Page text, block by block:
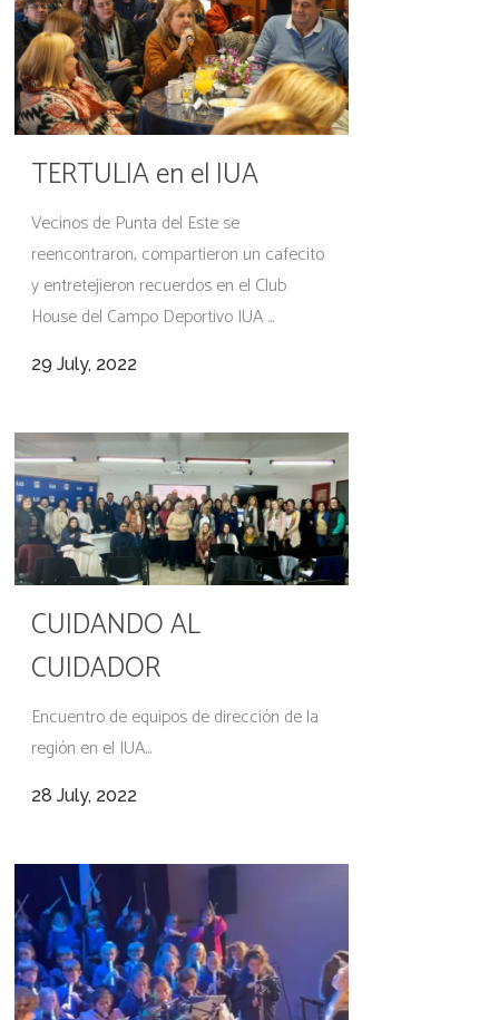
TERTULIA en el IUA
Vecinos de Punta del Este se
reencontraron, compartieron un cafecito
y entretejieron recuerdos en el Club
House del Campo Deportivo IUA ...
29 July, 2022
CUIDANDO AL
CUIDADOR
Encuentro de equipos de dirección de la
región en el IUA...
28 July, 2022